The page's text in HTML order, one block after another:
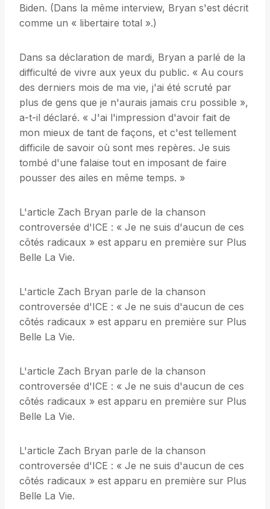
Biden. (Dans la même interview, Bryan s'est décrit
comme un « libertaire total ».)
Dans sa déclaration de mardi, Bryan a parlé de la
difficulté de vivre aux yeux du public. « Au cours
des derniers mois de ma vie, j'ai été scruté par
plus de gens que je n'aurais jamais cru possible »,
a-t-il déclaré. « J'ai l'impression d'avoir fait de
mon mieux de tant de façons, et c'est tellement
difficile de savoir où sont mes repères. Je suis
tombé d'une falaise tout en imposant de faire
pousser des ailes en même temps. »
L'article Zach Bryan parle de la chanson
controversée d'ICE : « Je ne suis d'aucun de ces
côtés radicaux » est apparu en première sur Plus
Belle La Vie.
L'article Zach Bryan parle de la chanson
controversée d'ICE : « Je ne suis d'aucun de ces
côtés radicaux » est apparu en première sur Plus
Belle La Vie.
L'article Zach Bryan parle de la chanson
controversée d'ICE : « Je ne suis d'aucun de ces
côtés radicaux » est apparu en première sur Plus
Belle La Vie.
L'article Zach Bryan parle de la chanson
controversée d'ICE : « Je ne suis d'aucun de ces
côtés radicaux » est apparu en première sur Plus
Belle La Vie.